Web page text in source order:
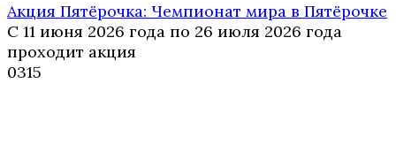
Акция Пятёрочка: Чемпионат мира в Пятёрочке
С 11 июня 2026 года по 26 июля 2026 года
проходит акция
0315